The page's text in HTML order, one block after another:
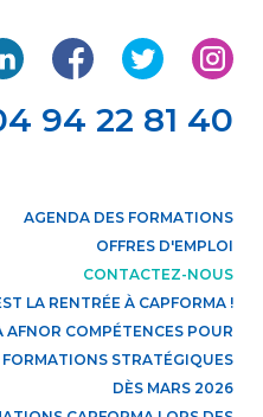
94 22 81 40
AGENDA DES FORMATIONS
OFFRES D'EMPLOI
CONTACTEZ-NOUS
LA RENTRÉE À CAPFORMA !
AFNOR COMPÉTENCES POUR
STRATÉGIQUES
DÈS MARS 2026